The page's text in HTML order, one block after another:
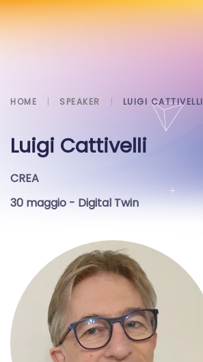
HOME SPEAKER LUIGI CATTIVELLI
Luigi Cattivelli
CREA
30 maggio - Digital Twin